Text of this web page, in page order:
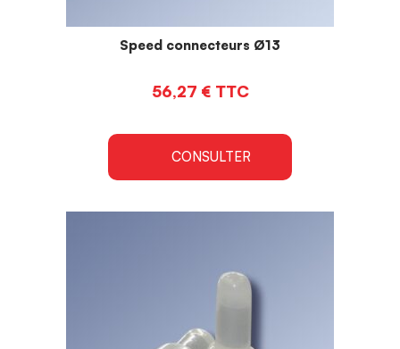
Speed connecteurs Ø13
56,27 €TTC
CONSULTER